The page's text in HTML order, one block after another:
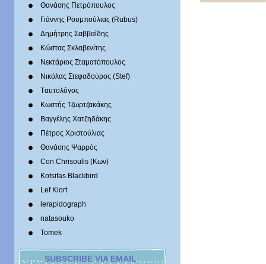
Θανάσης Πετρόπουλος
Γιάννης Ρουμπούλιας (Rubus)
Δημήτρης Σαββαΐδης
Κώστας Σκλαβενίτης
Νεκτάριος Σταματόπουλος
Νικόλας Στεφαδούρος (Stef)
Tαυτολόγος
Κωστής Τζωρτζακάκης
Βαγγέλης Χατζηδάκης
Πέτρος Χριστούλιας
Θανάσης Ψαρρός
Con Chrisoulis (Κων)
Kotsifas Blackbird
Lef Kiort
lerapidograph
natasouko
Tomek
SUBSCRIBE VIA EMAIL